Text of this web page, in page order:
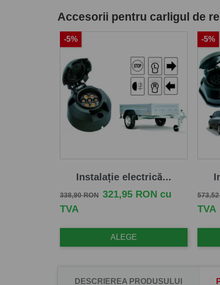
Accesorii pentru carligul de
Instalație electrică...
Pret de baza
338,90 RON Pret
321,95 RON cu
TVA
ALEGE
-5%
Pret
TVA
-5%
DESCRIEREA PRODUSULUI